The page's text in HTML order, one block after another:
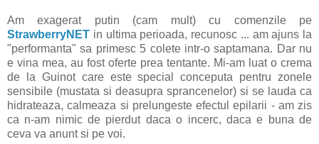
Am exagerat putin (cam mult) cu comenzile pe
StrawberryNET in ultima perioada, recunosc ... am ajuns la
"performanta" sa primesc 5 colete intr-o saptamana. Dar nu
e vina mea, au fost oferte prea tentante. Mi-am luat o crema
de la Guinot care este special conceputa pentru zonele
sensibile (mustata si deasupra sprancenelor) si se lauda ca
hidrateaza, calmeaza si prelungeste efectul epilarii - am zis
ca n-am nimic de pierdut daca o incerc, daca e buna de
ceva va anunt si pe voi.